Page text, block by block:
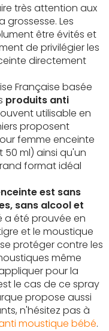
très attention aux
grossesse. Les
être évités et
de privilégier les
directement
Française basée
produits anti
utilisable en
proposent
femme enceinte
50 ml) ainsi qu'un
format idéal
est sans
sans alcool et
a été prouvée en
et le moustique
protéger contre les
même
pour la
le cas de ce spray
propose aussi
n'hésitez pas à
moustique bébé.